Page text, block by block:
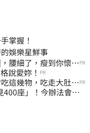
掌握！
娛樂星鮮事
腰細了，瘦到你懷疑PR
說愛妳！ PR
這幾物，吃走大肚
PR
座」！今辦法會安